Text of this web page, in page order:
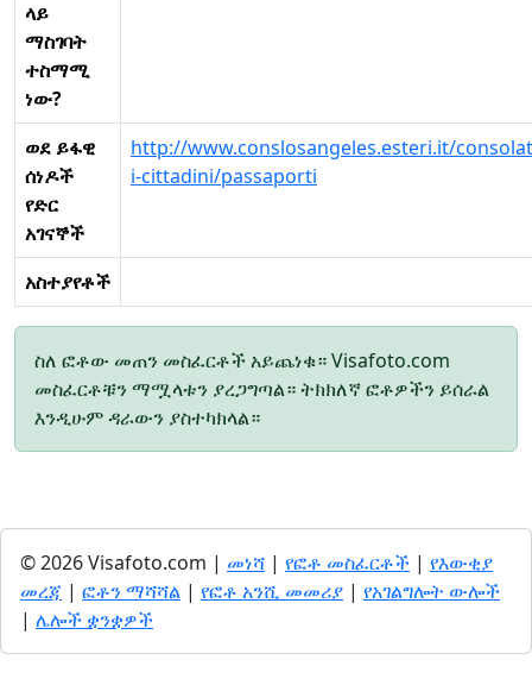
ላይ
ማስገባት
ተስማሚ
ነው?
ወደ ይፋዊ
ሰነዶች
የድር
አገናኞች
http://www.conslosangeles.esteri.it/
i-cittadini/passaporti
አስተያየቶች
ስለ ፎቶው መጠን መስፈርቶች አይጨነቁ። Visafoto.com
መስፈርቶቹን ማሟላቱን ያረጋግጣል። ትክክለኛ ፎቶዎችን ይሰራል
እንዲሁም ዳራውን ያስተካክላል።
© 2026 Visafoto.com | መነሻ | የፎቶ መስፈርቶች | የእውቂያ
መረጃ | ፎቶን ማሻሻል | የፎቶ አንሺ መመሪያ | የአገልግሎት ውሎች
| ሌሎች ቋንቋዎች